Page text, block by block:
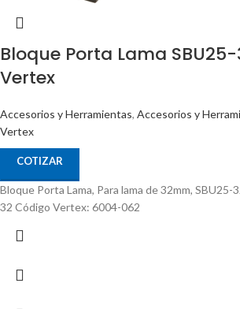
Bloque Porta Lama
Vertex
Accesorios y Herramientas, Accesorios y
Vertex
COTIZAR
Bloque Porta Lama, Para lama de 32mm, SBU25-
32 Código Vertex: 6004-062